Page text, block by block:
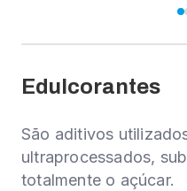
Edulcorantes
São aditivos
ultraprocessados,
totalmente o açúcar.